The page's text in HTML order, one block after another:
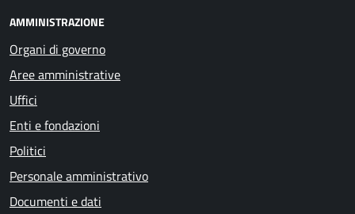
AMMINISTRAZIONE
Organi di governo
Aree amministrative
Uffici
Enti e fondazioni
Politici
Personale amministrativo
Documenti e dati